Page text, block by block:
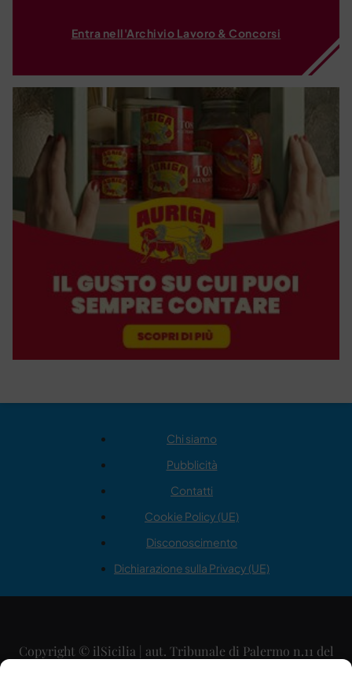
Entra nell'Archivio Lavoro & Concorsi
Chi siamo
Pubblicità
Contatti
Cookie Policy (UE)
Disconoscimento
Dichiarazione sulla Privacy (UE)
Copyright © ilSicilia | aut. Tribunale di Palermo n.11 del